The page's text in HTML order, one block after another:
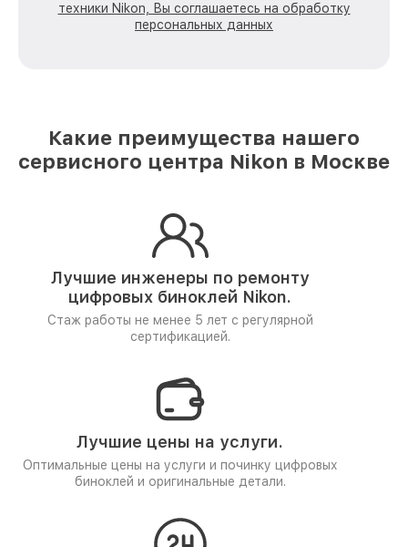
техники Nikon, Вы соглашаетесь на обработку
персональных данных
Какие преимущества нашего
сервисного центра Nikon в Москве
Лучшие инженеры по ремонту
цифровых биноклей Nikon.
Стаж работы не менее 5 лет с регулярной
сертификацией.
Лучшие цены на услуги.
Оптимальные цены на услуги и починку цифровых
биноклей и оригинальные детали.